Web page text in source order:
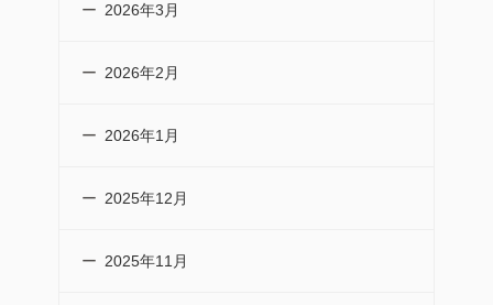
2026年3月
2026年2月
2026年1月
2025年12月
2025年11月